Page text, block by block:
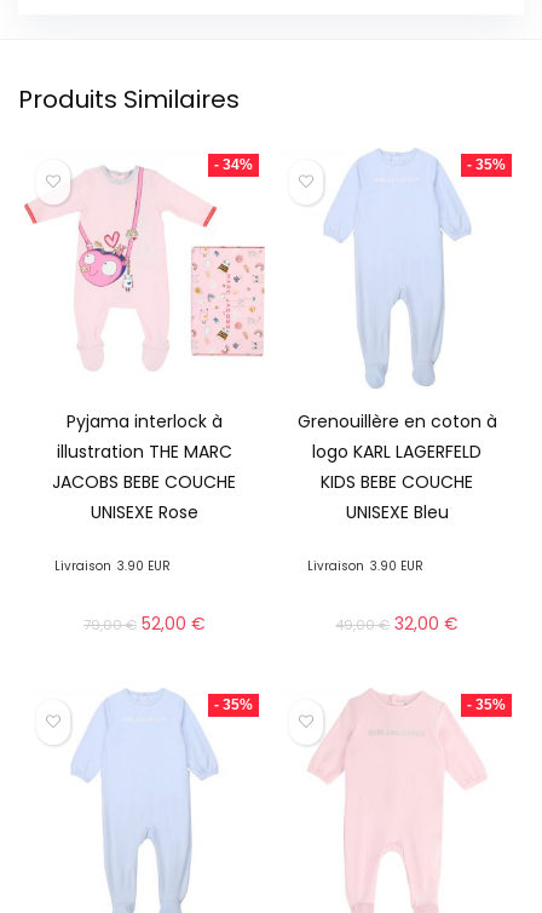
Produits Similaires
- 34%
Pyjama interlock à
illustration THE MARC
JACOBS BEBE COUCHE
UNISEXE Rose
Livraison 3.90 EUR
79,00€ 52,00 €
- 35%
Grenouillère en coton à
logo KARL LAGERFELD
KIDS BEBE COUCHE
UNISEXE Bleu
Livraison 3.90 EUR
49,00€ 32,00€
- 35% - 35%